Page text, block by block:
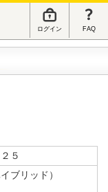
ログイン FAQ
５
ブリッド）